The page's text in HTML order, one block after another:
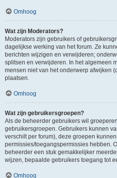
Omhoog
Wat zijn Moderators?
Moderators zijn gebruikers of
dagelijkse werking van het forum. Ze
berichten wijzigen en verwijderen;
splitsen en verwijderen. In het algemeen
mensen niet van het onderwerp afwijken (
plaatsen.
Omhoog
Wat zijn gebruikersgroepen?
Als de beheerder gebruikers wil
gebruikersgroepen. Gebruikers kunnen
verschilt per forum), deze groepen
permissies/toegangspermissies hebben.
beheerder een stuk gemakkelijker
wijzen, bepaalde gebruikers toegang tot
Omhoog